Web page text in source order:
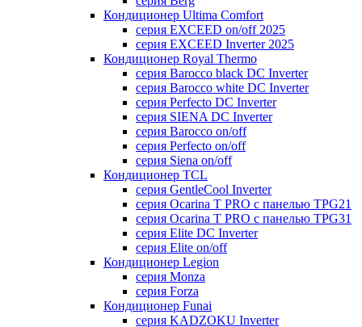
Кондиционер Ultima Comfort
серия EXCEED on/off 2025
серия EXCEED Inverter 2025
Кондиционер Royal Thermo
серия Barocco black DC Inverter
серия Barocco white DC Inverter
серия Perfecto DC Inverter
серия SIENA DC Inverter
серия Barocco on/off
серия Perfecto on/off
серия Siena on/off
Кондиционер TCL
серия GentleCool Inverter
серия Ocarina T PRO c панелью TPG21
серия Ocarina T PRO c панелью TPG31
серия Elite DC Inverter
серия Elite on/off
Кондиционер Legion
серия Monza
серия Forza
Кондиционер Funai
серия KADZOKU Inverter